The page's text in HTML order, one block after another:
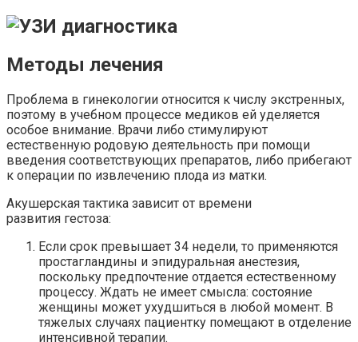
Методы лечения
Проблема в гинекологии относится к числу экстренных,
поэтому в учебном процессе медиков ей уделяется
особое внимание. Врачи либо стимулируют
естественную родовую деятельность при помощи
введения соответствующих препаратов, либо прибегают
к операции по извлечению плода из матки.
Акушерская тактика зависит от времени
развития гестоза:
Если срок превышает 34 недели, то применяются
простагландины и эпидуральная анестезия,
поскольку предпочтение отдается естественному
процессу. Ждать не имеет смысла: состояние
женщины может ухудшиться в любой момент. В
тяжелых случаях пациентку помещают в отделение
интенсивной терапии.